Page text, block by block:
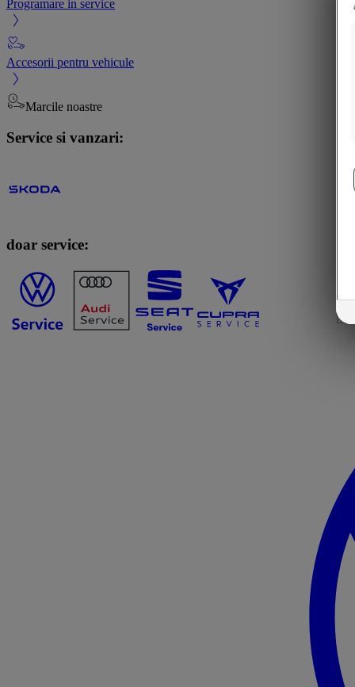
Programare in service
Accesorii pentru vehicule
Marcile noastre
Service si vanzari:
doar service: